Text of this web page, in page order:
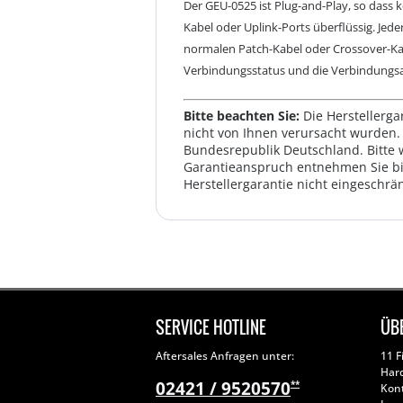
Der GEU-0525 ist Plug-and-Play, so
Kabel oder Uplink-Ports überflüssig.
normalen Patch-Kabel oder Crossover-
Verbindungsstatus und die
Bitte beachten Sie: Die
nicht von Ihnen verursacht
Bundesrepublik Deutschland. Bitte
Garantieanspruch entnehmen Sie
Herstellergarantie nicht
SERVICE HOTLINE
Aftersales Anfragen unter:
02421 / 9520570**
11